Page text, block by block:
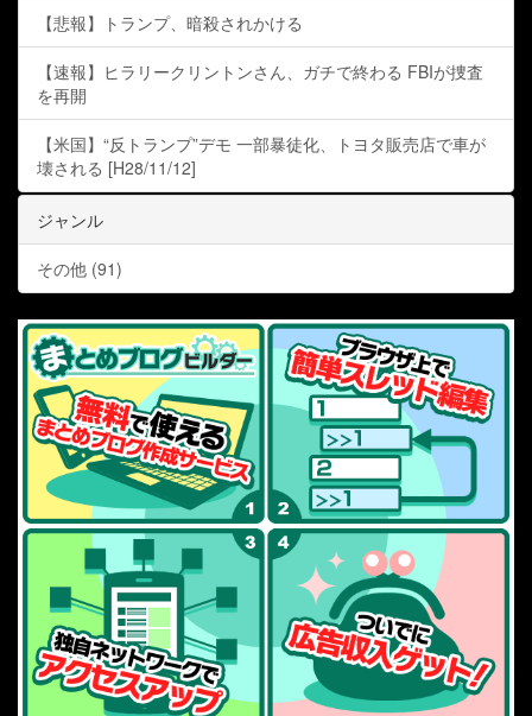
【悲報】トランプ、暗殺されかける
【速報】ヒラリークリントンさん、ガチで終わる FBIが捜査
を再開
【米国】“反トランプ”デモ 一部暴徒化、トヨタ販売店で車が
壊される [H28/11/12]
ジャンル
その他 (91)